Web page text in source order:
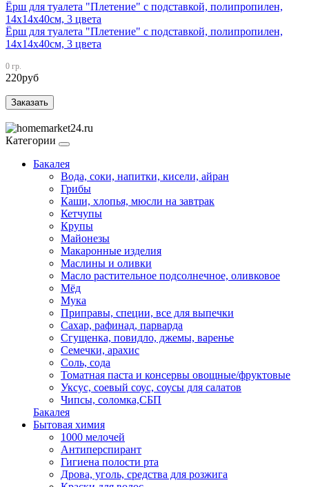
Ёрш для туалета "Плетение" с подставкой, полипропилен,
14х14х40см, 3 цвета
Ёрш для туалета "Плетение" с подставкой, полипропилен,
14х14х40см, 3 цвета
0 гр.
220руб
Заказать
Категории
Бакалея
Вода, соки, напитки, кисели, айран
Грибы
Каши, хлопья, мюсли на завтрак
Кетчупы
Крупы
Майонезы
Макаронные изделия
Маслины и оливки
Масло растительное подсолнечное, оливковое
Мёд
Мука
Приправы, специи, все для выпечки
Сахар, рафинад, парварда
Сгущенка, повидло, джемы, варенье
Семечки, арахис
Соль, сода
Томатная паста и консервы овощные/фруктовые
Уксус, соевый соус, соусы для салатов
Чипсы, соломка,СБП
Бакалея
Бытовая химия
1000 мелочей
Антиперспирант
Гигиена полости рта
Дрова, уголь, средства для розжига